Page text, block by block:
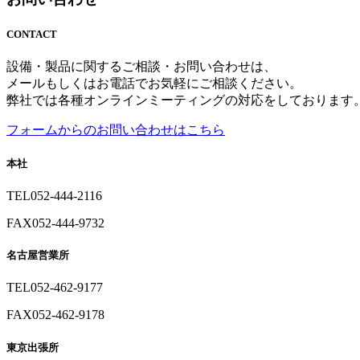
CONTACT
設備・製品に関するご相談・お問い合わせは、
メールもしくはお電話でお気軽にご相談ください。
弊社では各種オンラインミーティングの対応をしております。
フォームからのお問い合わせはこちら
本社
TEL052-444-2116
FAX052-444-9732
名古屋営業所
TEL052-462-9177
FAX052-462-9178
東京出張所